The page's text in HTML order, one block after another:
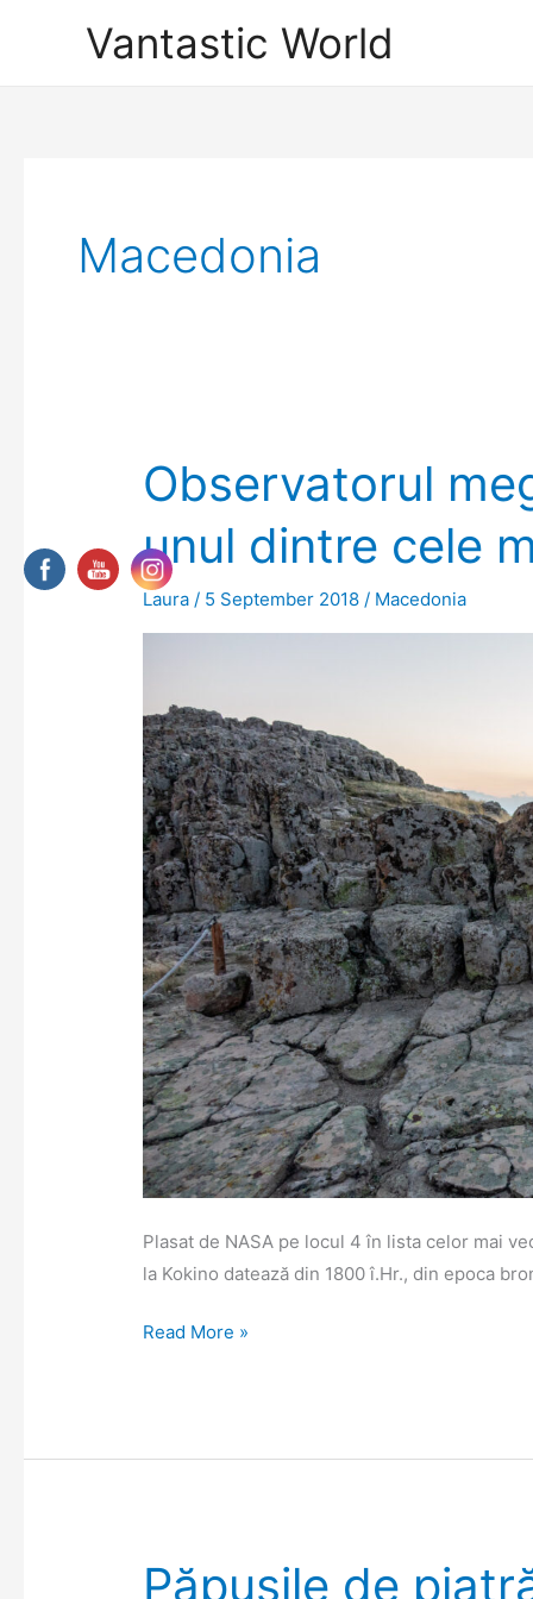
Vantastic World
Macedonia
Observatorul
unul dintre cele
Laura/ 5 September 2018/ Macedonia
Plasat de NASA pe locul 4 în lista celor mai
la Kokino datează din 1800 î.Hr., din epoca
Observatorul
Kokino,
mai
Read More »
Păpușile de